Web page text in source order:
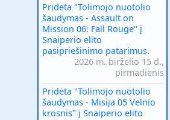
Pridėta "Tolimojo nuotolio
šaudymas - Assault on
Mission 06: Fall Rouge" į
Snaiperio elito
pasipriešinimo patarimus.
2026 m. birželio 15 d.,
pirmadienis
Pridėta "Tolimojo nuotolio
šaudymas - Misija 05 Velnio
krosnis" į Snaiperio elito